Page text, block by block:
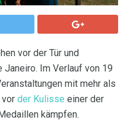
vor der Tür und
Janeiro. Im Verlauf von 19
mit mehr als
der Kulisse einer der
kämpfen.